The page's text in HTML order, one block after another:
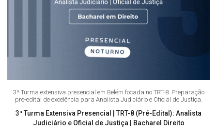
3ª Turma extensiva presencial em Belém focada no TRT-8. Preparação
pré-edital de excelência para Analista Judiciário e Oficial de Justiça.
3ª Turma Extensiva Presencial | TRT-8 (Pré-Edital): Analista
Judiciário e Oficial de Justiça | Bacharel Direito